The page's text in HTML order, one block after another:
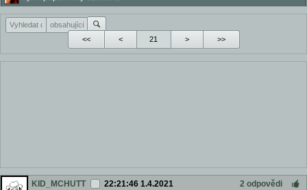
<< < > >>
KID_MCHUTT 22:21:46 1.4.2021
2 odpovědi